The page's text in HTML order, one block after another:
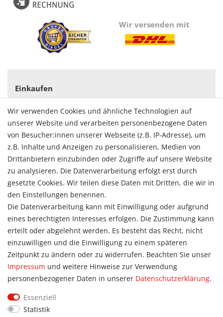
Wir versenden mit
Einkaufen
Zahlungsarten
Versandarten & -kosten
Widerrufsrecht
Vertrag widerrufen
Konto
Login
Registrieren
Warenkorb
Zur Kasse
Allgemein
Kontakt
Datenschutzerklärung
AGB
Impressum
Informationen für Vereine
Informationen zur Beflockung
Wir verwenden Cookies und ähnliche Technologien auf
unserer Website und verarbeiten personenbezogene Daten
von Besucher:innen unserer Webseite (z.B. IP-Adresse), um
z.B. Inhalte und Anzeigen zu personalisieren, Medien von
Drittanbietern einzubinden oder Zugriffe auf unsere Website
zu analysieren. Die Datenverarbeitung erfolgt erst durch
gesetzte Cookies. Wir teilen diese Daten mit Dritten, die wir in
den Einstellungen benennen.
Die Datenverarbeitung kann mit Einwilligung oder aufgrund
eines berechtigten Interesses erfolgen. Die Zustimmung kann
erteilt oder abgelehnt werden. Es besteht das Recht, nicht
einzuwilligen und die Einwilligung zu einem späteren
Zeitpunkt zu ändern oder zu widerrufen. Beachten Sie unser
Impressum und weitere Hinweise zur Verwendung
personenbezogener Daten in unserer Daten­schutz­erklärung.
Essenziell
Statistik